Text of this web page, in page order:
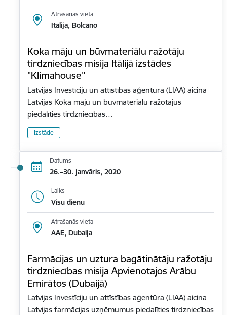
Atrašanās vieta
Itālija, Bolcāno
Koka māju un būvmateriālu ražotāju
tirdzniecības misija Itālijā izstādes
"Klimahouse"
Latvijas Investīciju un attīstības aģentūra (LIAA) aicina
Latvijas Koka māju un būvmateriālu ražotājus
piedalīties tirdzniecības…
Izstāde
Datums
26.–30. janvāris, 2020
Laiks
Visu dienu
Atrašanās vieta
AAE, Dubaija
Farmācijas un uztura bagātinātāju ražotāju
tirdzniecības misija Apvienotajos Arābu
Emirātos (Dubaijā)
Latvijas Investīciju un attīstības aģentūra (LIAA) aicina
Latvijas farmācijas uzņēmumus piedalīties tirdzniecības